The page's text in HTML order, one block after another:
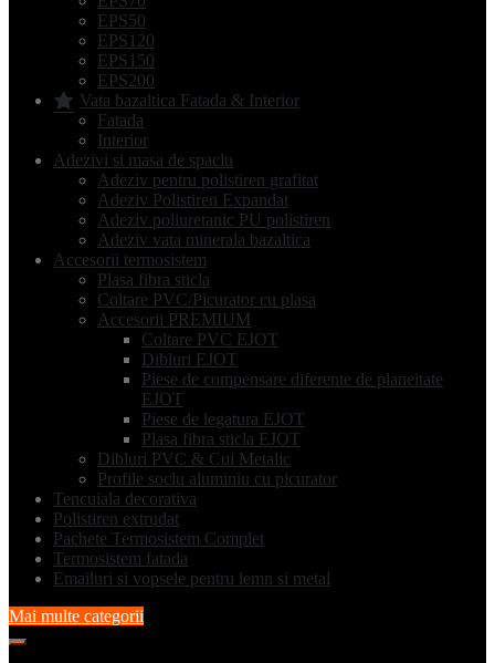
EPS50
EPS120
EPS150
EPS200
Vata bazaltica Fatada & Interior
Fatada
Interior
Adezivi si masa de spaclu
Adeziv pentru polistiren grafitat
Adeziv Polistiren Expandat
Adeziv poliuretanic PU polistiren
Adeziv vata minerala bazaltica
Accesorii termosistem
Plasa fibra sticla
Coltare PVC/Picurator cu plasa
Accesorii PREMIUM
Coltare PVC EJOT
Dibluri EJOT
Piese de compensare diferente de planeitate
EJOT
Piese de legatura EJOT
Plasa fibra sticla EJOT
Dibluri PVC & Cui Metalic
Profile soclu aluminiu cu picurator
Tencuiala decorativa
Polistiren extrudat
Pachete Termosistem Complet
Termosistem fatada
Emailuri si vopsele pentru lemn si metal
Mai multe categorii